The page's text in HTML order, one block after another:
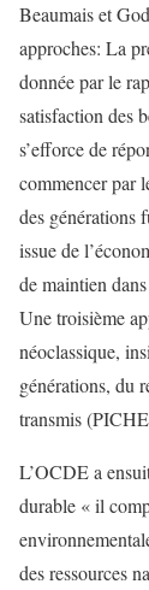
Beaumais et
approches: La
donnée par le
satisfaction des
s’efforce de
commencer par
des générations
issue de
de maintien
Une troisième
néoclassique,
générations, du
transmis
L’OCDE a
durable « il
des ressources